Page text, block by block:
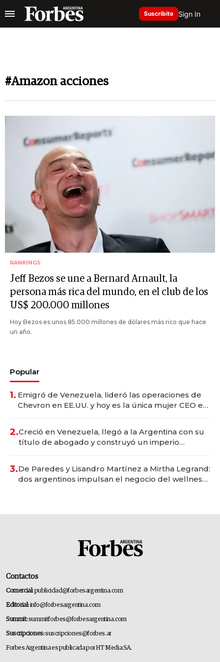
Suscribite Sign In
#Amazon acciones
RANKINGS
Jeff Bezos se une a Bernard Arnault, la
persona más rica del mundo, en el club de los
US$ 200.000 millones
Hoy Bezos es unos 85.000 millones de dólares más rico que hace
un año.
Popular
1. Emigró de Venezuela, lideró las operaciones de
Chevron en EE.UU. y hoy es la única mujer CEO en
2.Creció en Venezuela, llegó a la Argentina con su
título de abogado y construyó un imperio
3.De Paredes y Lisandro Martínez a Mirtha Legrand:
dos argentinos impulsan el negocio del wellness
Contactos
Comercial:publicidad@forbesargentina.com
Editorial:info@forbesargentina.com
Summit:summitforbes@forbesargentina.com
Suscripciones:suscripciones@forbes.ar
Forbes Argentina es publicada por HT Media SA.